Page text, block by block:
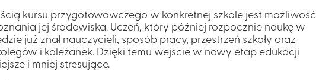
kursu przygotowawczego w konkretnej szkole jest możliwość
jej środowiska. Uczeń, który później rozpocznie naukę w
już znał nauczycieli, sposób pracy, przestrzeń szkoły oraz
i koleżanek. Dzięki temu wejście w nowy etap edukacji
i mniej stresujące.